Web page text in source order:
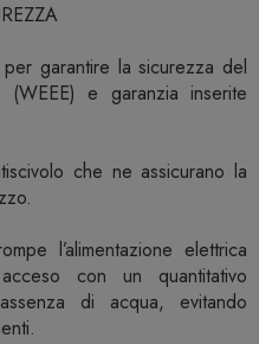
garantire la sicurezza del
(WEEE) e garanzia inserite
che ne assicurano la
l’alimentazione elettrica
con un quantitativo
di acqua, evitando